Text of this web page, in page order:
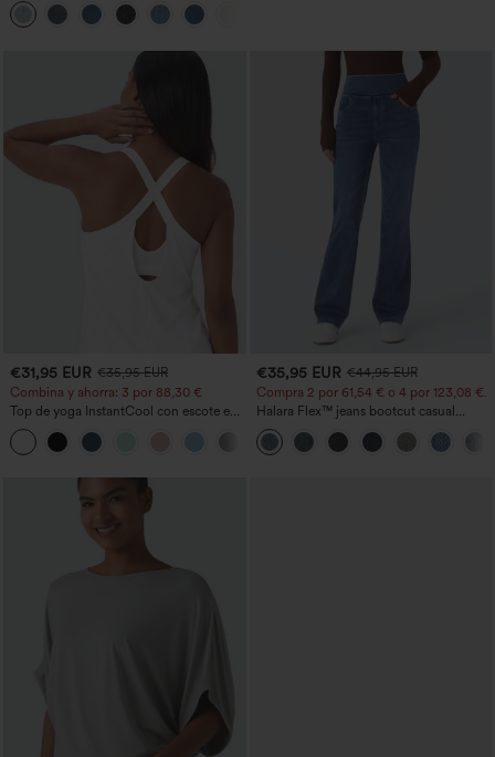
con cremallera, corte baggy y pierna
ancha
€31,95 EUR €35,95 EUR
Combina y ahorra: 3 por 88,30 €
Top de yoga InstantCool con escote en
U y bajo curvado - UPF50+
€35,95 EUR €44,95 EUR
Compra 2 por 61,54 € o 4 por 123,08 €.
Halara Flex™ jeans bootcut casual
lavados, de talle alto y con bolsillos